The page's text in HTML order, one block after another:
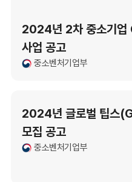
2024년 2차 중소기업
사업 공고
중소벤처기업부
2024년 글로벌 팁스
모집 공고
중소벤처기업부